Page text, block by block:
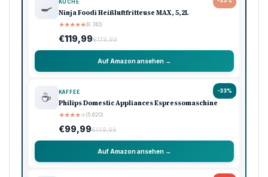
🍳 KÜCHE
Ninja Foodi Heißluftfritteuse MAX, 5,2L
★★★★★(8.740)
€119,99€179,99
Auf Amazon ansehen →
-33%
☕ KAFFEE
Philips Domestic Appliances Espressomaschine
★★★★★(5.620)
€99,99€149,99
Auf Amazon ansehen →